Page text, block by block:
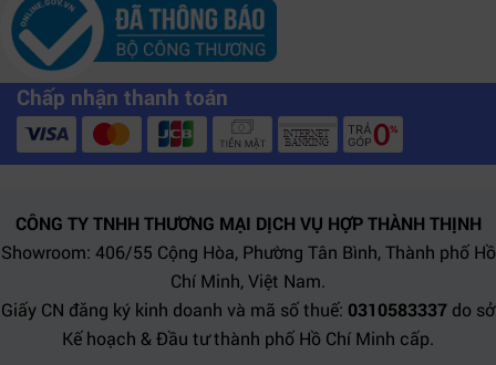
Chấp nhận thanh toán
CÔNG TY TNHH THƯƠNG MẠI DỊCH VỤ HỢP THÀNH THỊNH
Showroom: 406/55 Cộng Hòa, Phường Tân Bình, Thành phố Hồ
Chí Minh, Việt Nam.
Giấy CN đăng ký kinh doanh và mã số thuế: 0310583337 do sở
Kế hoạch & Đầu tư thành phố Hồ Chí Minh cấp.